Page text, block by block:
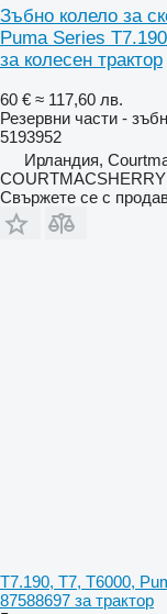
Зъбно колело за
Puma Series
за колесен трактор
60 € ≈ 117,60 лв.
Резервни части -
5193952
Ирландия,
Свържете се с
T7.190, T7, T6000,
87588697 за трактор